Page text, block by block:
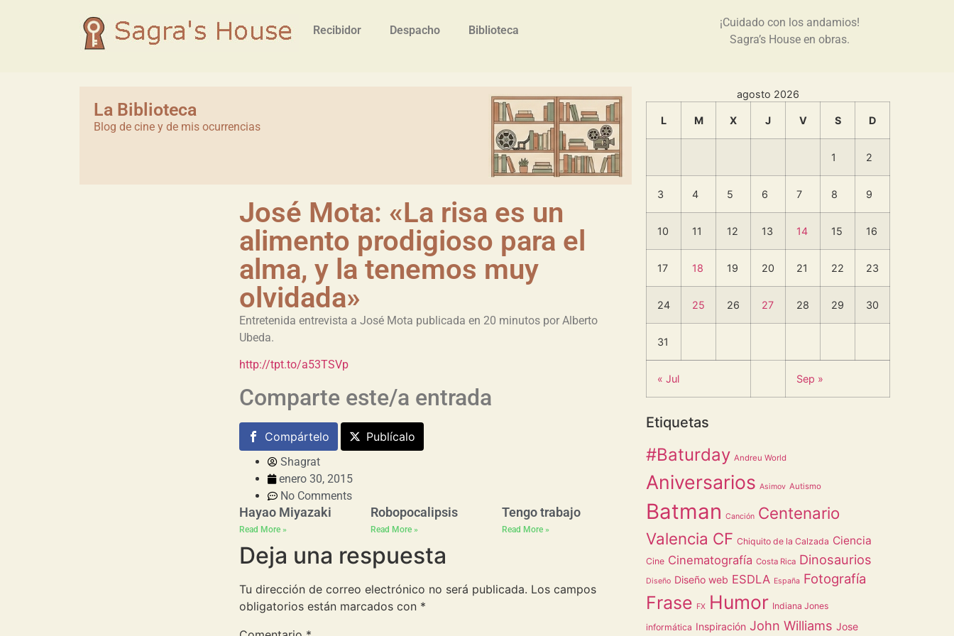
Recibidor Despacho Biblioteca
¡Cuidado con los andamios!
Sagra’s House en obras.
La Biblioteca
Blog de cine y de mis ocurrencias
José Mota: «La risa es un
alimento prodigioso para el
alma, y la tenemos muy
olvidada»
Entretenida entrevista a José Mota publicada en 20 minutos por Alberto
Ubeda.
http://tpt.to/a53TSVp
Comparte este/a entrada
Compártelo Publícalo
Shagrat
enero 30, 2015
No Comments
Hayao Miyazaki
Read More »
Robopocalipsis
Read More »
Tengo trabajo
Read More »
Deja una respuesta
Tu dirección de correo electrónico no será publicada. Los campos
obligatorios están marcados con *
agosto 2026
L M X J V S D
1 2
3 4 5 6 7 8 9
10 11 12 13 14 15 16
17 18 19 20 21 22 23
24 25 26 27 28 29 30
31
« Jul Sep »
Etiquetas
#Baturday Andreu World
Aniversarios Asimov Autismo
Batman Canción Centenario
Valencia CF Chiquito de la Calzada Ciencia
Cine Cinematografía Costa Rica Dinosaurios
Diseño Diseño web ESDLA España Fotografía
Frase FX Humor Indiana Jones
informática Inspiración John Williams Jose